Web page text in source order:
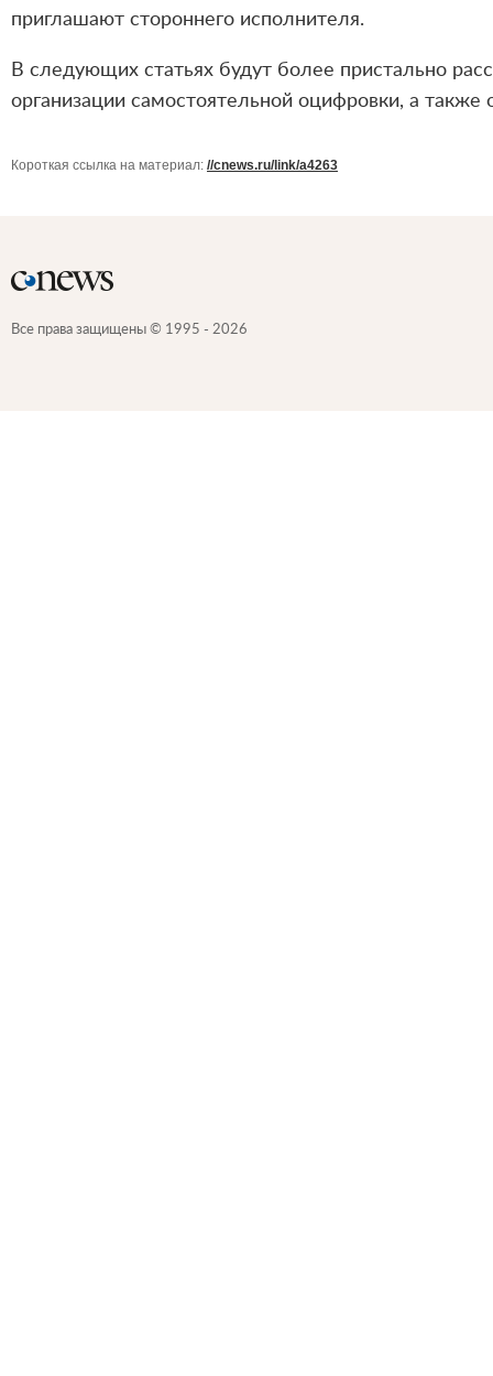
приглашают стороннего исполнителя.
В следующих статьях будут более пристально
организации самостоятельной оцифровки, а
Короткая ссылка на материал: //cnews.ru/link/a4263
Все права защищены © 1995 - 2026